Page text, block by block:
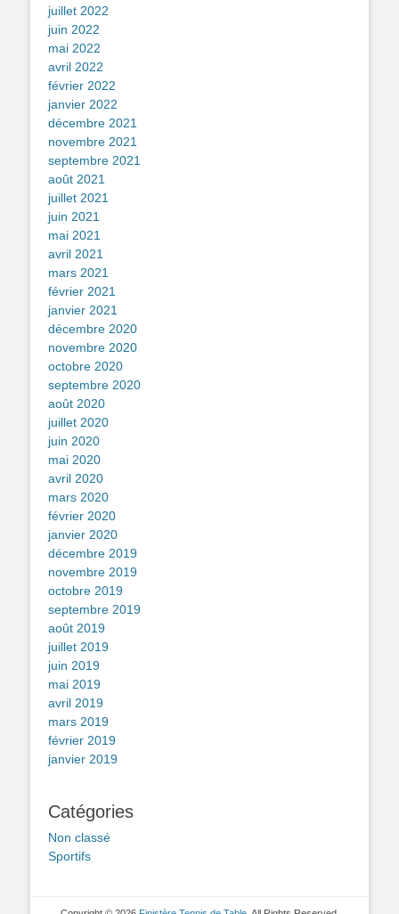
juillet 2022
juin 2022
mai 2022
avril 2022
février 2022
janvier 2022
décembre 2021
novembre 2021
septembre 2021
août 2021
juillet 2021
juin 2021
mai 2021
avril 2021
mars 2021
février 2021
janvier 2021
décembre 2020
novembre 2020
octobre 2020
septembre 2020
août 2020
juillet 2020
juin 2020
mai 2020
avril 2020
mars 2020
février 2020
janvier 2020
décembre 2019
novembre 2019
octobre 2019
septembre 2019
août 2019
juillet 2019
juin 2019
mai 2019
avril 2019
mars 2019
février 2019
janvier 2019
Catégories
Non classé
Sportifs